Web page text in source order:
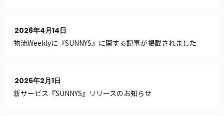
2026年4月14日
物流Weeklyに『SUNNYS』に関する記事が掲載されました
2026年2月1日
新サービス『SUNNYS』リリースのお知らせ